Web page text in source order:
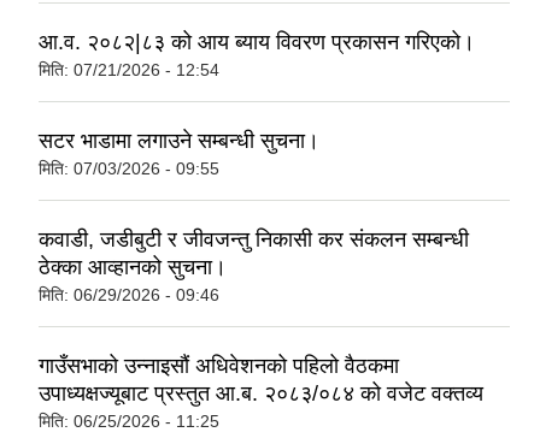
आ.व. २०८२|८३ को आय ब्याय विवरण प्रकासन गरिएको।
मिति: 07/21/2026 - 12:54
सटर भाडामा लगाउने सम्बन्धी सुचना।
मिति: 07/03/2026 - 09:55
कवाडी, जडीबुटी र जीवजन्तु निकासी कर संकलन सम्बन्धी
ठेक्का आव्हानको सुचना।
मिति: 06/29/2026 - 09:46
गाउँसभाको उन्नाइसौं अधिवेशनको पहिलो वैठकमा
उपाध्यक्षज्यूबाट प्रस्तुत आ.ब. २०८३/०८४ को वजेट वक्तव्य
मिति: 06/25/2026 - 11:25